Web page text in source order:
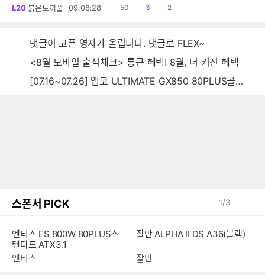
L20 붉은토끼풀 09:08:28
읽
50
공
3
댓
2
댓글이 고픈 영자가 올립니다. 댓글로 FLEX~
<8월 모바일 출석체크> 통큰 혜택! 8월, 더 커진 혜택
[07.16~07.26] 앱코 ULTIMATE GX850 80PLUS골드 풀모듈러 ATX3.0 블랙
스폰서 PICK 1/3
엔티스 ES 800W 80PLUS스
탠다드 ATX3.1
엔티스
잘만 ALPHA II DS A36(블랙)
잘만